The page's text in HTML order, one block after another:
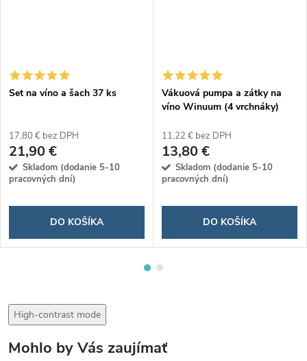
Set na víno a šach 37 ks
17,80 € bez DPH
21,90 €
Skladom (dodanie 5-10
pracovných dní)
DO KOŠÍKA
Vákuová pumpa a zátky na
víno Winuum (4 vrchnáky)
11,22 € bez DPH
13,80 €
Skladom (dodanie 5-10
pracovných dní)
DO KOŠÍKA
High-contrast mode
Mohlo by Vás zaujímať